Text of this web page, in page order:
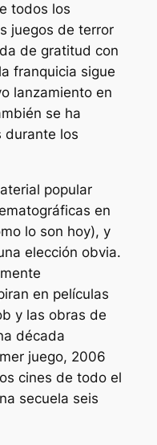
todos los
juegos de terror
de gratitud con
franquicia sigue
lanzamiento en
se ha
durante los
popular
en
lo son hoy), y
elección obvia.
en películas
y las obras de
década
juego, 2006
cines de todo el
secuela seis